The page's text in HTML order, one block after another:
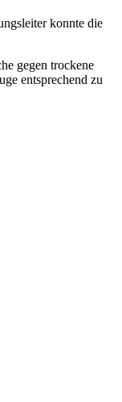
konnte die
gegen trockene
entsprechend zu